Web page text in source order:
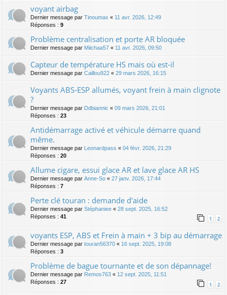
voyant airbag
Dernier message par Tinoumax « 11 avr. 2026, 12:49
Réponses : 9
Problème centralisation et porte AR bloquée
Dernier message par Miichaa57 « 11 avr. 2026, 09:50
Capteur de température HS mais où est-il
Dernier message par Caillou922 « 29 mars 2026, 16:15
Voyants ABS-ESP allumés, voyant frein à main clignote
?
Dernier message par Ddbiannic « 09 mars 2026, 21:01
Réponses : 23
Antidémarrage activé et véhicule démarre quand
même.
Dernier message par Leonardpass « 04 févr. 2026, 21:29
Réponses : 20
Allume cigare, essui glace AR et lave glace AR HS
Dernier message par Anne-So « 27 janv. 2026, 17:44
Réponses : 7
Perte clé touran : demande d'aide
Dernier message par Stéphaniee « 28 sept. 2025, 16:52
Réponses : 41 1 2
voyants ESP, ABS et Frein à main + 3 bip au démarrage
Dernier message par touran56370 « 16 sept. 2025, 19:08
Réponses : 3
Problème de bague tournante et de son dépannage!
Dernier message par Remos763 « 12 sept. 2025, 11:51
Réponses : 27 1 2